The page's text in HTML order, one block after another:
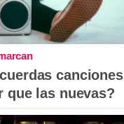
canciones
que las nuevas?